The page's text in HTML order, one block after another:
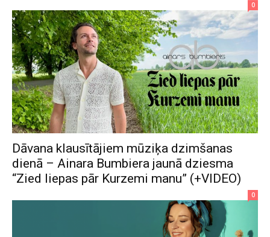
0
Dāvana klausītājiem mūziķa dzimšanas
dienā – Ainara Bumbiera jaunā dziesma
“Zied liepas pār Kurzemi manu” (+VIDEO)
0